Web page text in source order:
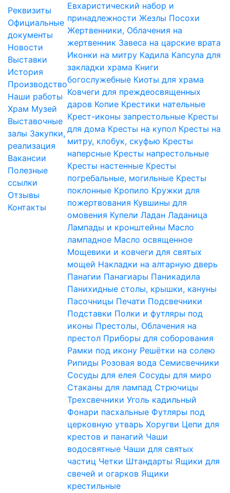
Реквизиты
Официальные
документы
Новости
Выставки
История
Производство
Наши работы
Храм Музей
Выставочные
залы Закупки,
реализация
Вакансии
Полезные
ссылки
Отзывы
Контакты
Евхаристический набор и
принадлежности Жезлы Посохи
Жертвенники, Облачения на
жертвенник Завеса на царские врата
Иконки на митру Кадила Капсула для
закладки храма Книги
богослужебные Киоты для храма
Ковчеги для преждеосвященных
даров Копие Крестики нательные
Крест-иконы запрестольные Кресты
для дома Кресты на купол Кресты на
митру, клобук, скуфью Кресты
наперсные Кресты напрестольные
Кресты настенные Кресты
погребальные, могильные Кресты
поклонные Кропило Кружки для
пожертвования Кувшины для
омовения Купели Ладан Ладаница
Лампады и кронштейны Масло
лампадное Масло освященное
Мощевики и ковчеги для святых
мощей Накладки на алтарную дверь
Панагии Панагиары Паникадила
Панихидные столы, крышки, кануны
Пасочницы Печати Подсвечники
Подставки Полки и футляры под
иконы Престолы, Облачения на
престол Приборы для соборования
Рамки под икону Решётки на солею
Рипиды Розовая вода Семисвечники
Сосуды для елея Сосуды для миро
Стаканы для лампад Стрючицы
Трехсвечники Уголь кадильный
Фонари пасхальные Футляры под
церковную утварь Хоругви Цепи для
крестов и панагий Чаши
водосвятные Чаши для святых
частиц Четки Штандарты Ящики для
свечей и огарков Ящики
крестильные